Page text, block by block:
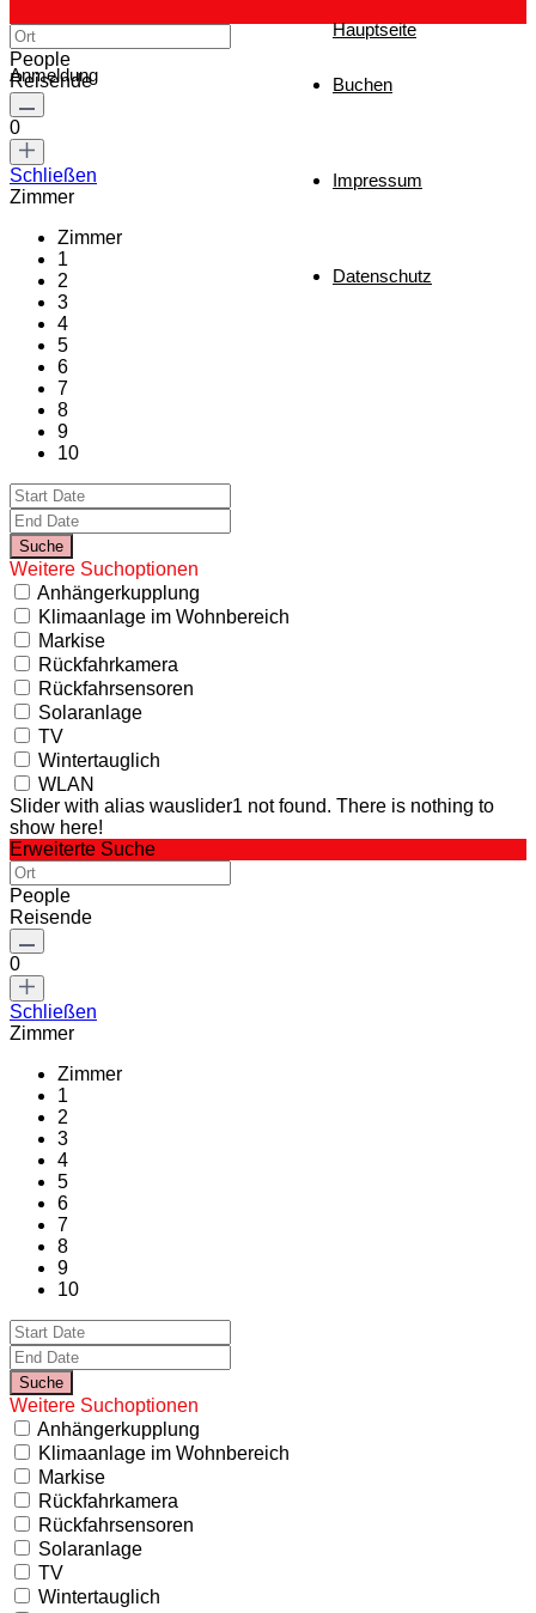
Hauptseite
Buchen
Impressum
Datenschutz
Anmeldung
People
Reisende
0
Schließen
Zimmer
Zimmer
1
2
3
4
5
6
7
8
9
10
Weitere Suchoptionen
Anhängerkupplung
Klimaanlage im Wohnbereich
Markise
Rückfahrkamera
Rückfahrsensoren
Solaranlage
TV
Wintertauglich
WLAN
Slider with alias wauslider1 not found. There is nothing to
show here!
Erweiterte Suche
People
Reisende
0
Schließen
Zimmer
Zimmer
1
2
3
4
5
6
7
8
9
10
Weitere Suchoptionen
Anhängerkupplung
Klimaanlage im Wohnbereich
Markise
Rückfahrkamera
Rückfahrsensoren
Solaranlage
TV
Wintertauglich